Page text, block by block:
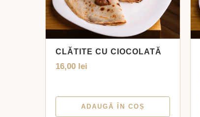
CLĂTITE CU CIOCOLATĂ
16,00 lei
ADAUGĂ ÎN COȘ